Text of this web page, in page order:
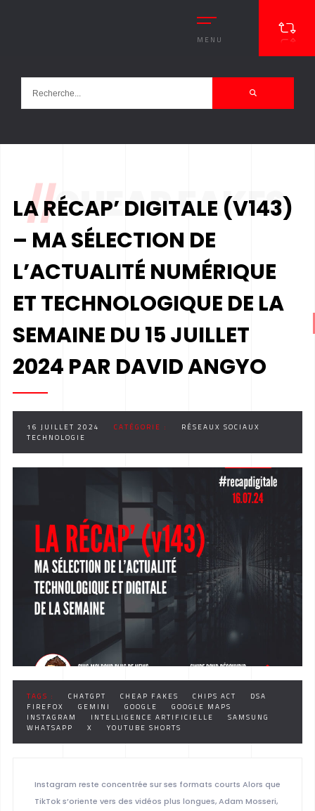
MENU
//CHEAP FAKES
LA RÉCAP’ DIGITALE (V143)
– MA SÉLECTION DE
L’ACTUALITÉ NUMÉRIQUE
ET TECHNOLOGIQUE DE LA
SEMAINE DU 15 JUILLET
2024 PAR DAVID ANGYO
16 JUILLET 2024 CATÉGORIE :
RÉSEAUX SOCIAUX
TECHNOLOGIE
TAGS : CHATGPT CHEAP FAKES CHIPS ACT
DSA
FIREFOX
GEMINI GOOGLE
GOOGLE MAPS
INSTAGRAM
INTELLIGENCE ARTIFICIELLE
SAMSUNG
WHATSAPP
X YOUTUBE SHORTS
Instagram reste concentrée sur ses formats courts Alors que
TikTok s’oriente vers des vidéos plus longues, Adam Mosseri,